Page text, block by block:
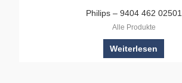
Philips – 9404 462 02501
Alle Produkte
Weiterlesen